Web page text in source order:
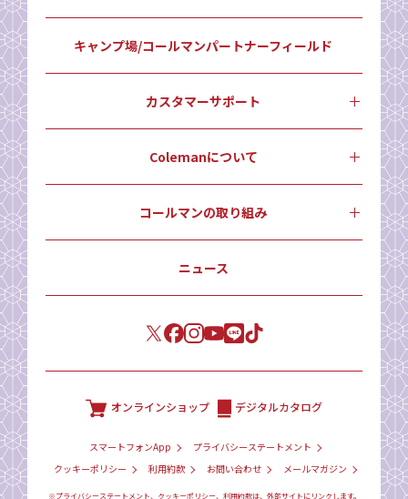
キャンプ場/コールマンパートナーフィールド
カスタマーサポート
Colemanについて
コールマンの取り組み
ニュース
オンラインショップ デジタルカタログ
スマートフォンApp
プライバシーステートメント
クッキーポリシー
利用約款 お問い合わせ メールマガジン
※プライバシーステートメント、クッキーポリシー、利用約款は、外部サイトにリンクします。